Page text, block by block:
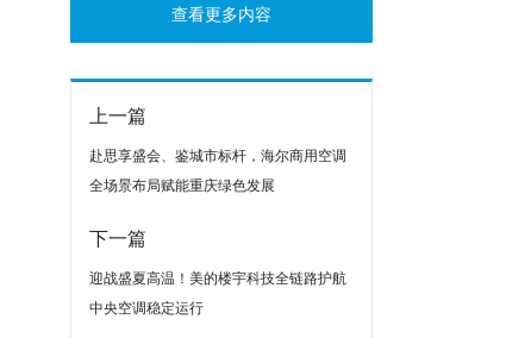
查看更多内容
上一篇
赴思享盛会、鉴城市标杆，海尔商用空调
全场景布局赋能重庆绿色发展
下一篇
迎战盛夏高温！美的楼宇科技全链路护航
中央空调稳定运行